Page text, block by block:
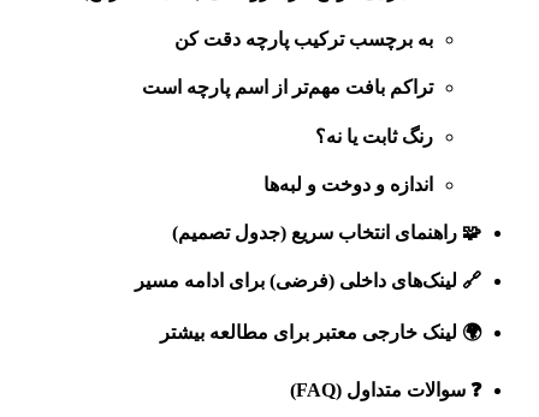
به برچسب ترکیب پارچه دقت کن
تراکم بافت مهم‌تر از اسم پارچه است
رنگ ثابت یا نه؟
اندازه و دوخت و لبه‌ها
🧩 راهنمای انتخاب سریع (جدول تصمیم)
🔗 لینک‌های داخلی (فرضی) برای ادامه مسیر
🌍 لینک خارجی معتبر برای مطالعه بیشتر
❓ سوالات متداول (FAQ)